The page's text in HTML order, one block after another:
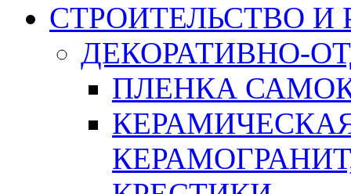
СТРОИТЕЛЬСТВО И
ДЕКОРАТИВНО-
ПЛЕНКА